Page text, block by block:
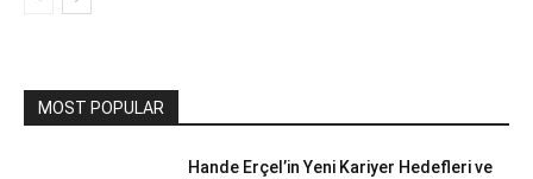
MOST POPULAR
Hande Erçel’in Yeni Kariyer Hedefleri ve